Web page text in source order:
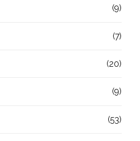
(9)
(7)
(20)
(9)
(53)